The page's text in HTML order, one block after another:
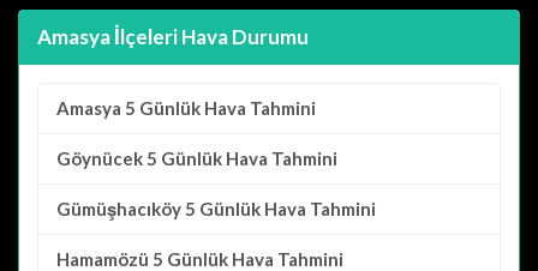
Amasya İlçeleri Hava Durumu
Amasya 5 Günlük Hava Tahmini
Göynücek 5 Günlük Hava Tahmini
Gümüşhacıköy 5 Günlük Hava Tahmini
Hamamözü 5 Günlük Hava Tahmini